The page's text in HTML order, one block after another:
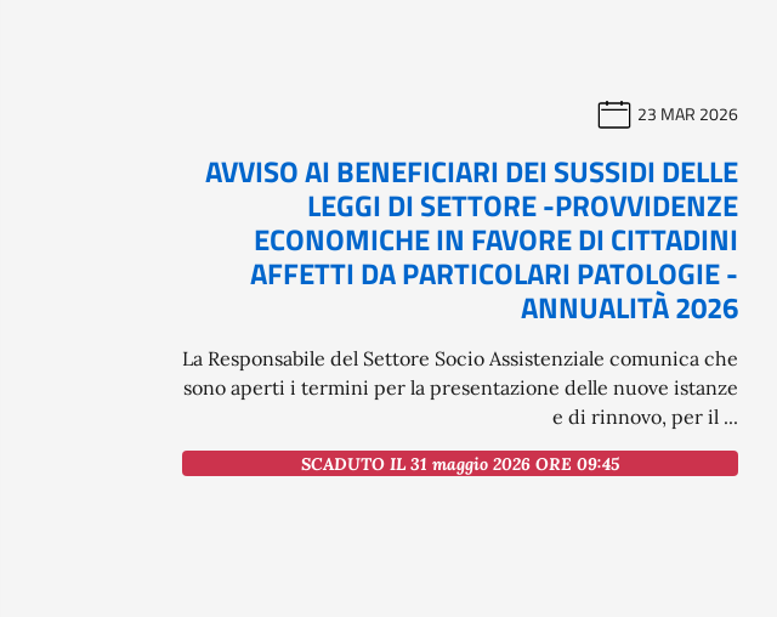
23 MAR 2026
AVVISO AI BENEFICIARI DEI SUSSIDI DELLE
LEGGI DI SETTORE -PROVVIDENZE
ECONOMICHE IN FAVORE DI CITTADINI
AFFETTI DA PARTICOLARI PATOLOGIE -
ANNUALITÀ 2026
La Responsabile del Settore Socio Assistenziale comunica che
sono aperti i termini per la presentazione delle nuove istanze
e di rinnovo, per il ...
SCADUTO IL 31 maggio 2026 ORE 09:45